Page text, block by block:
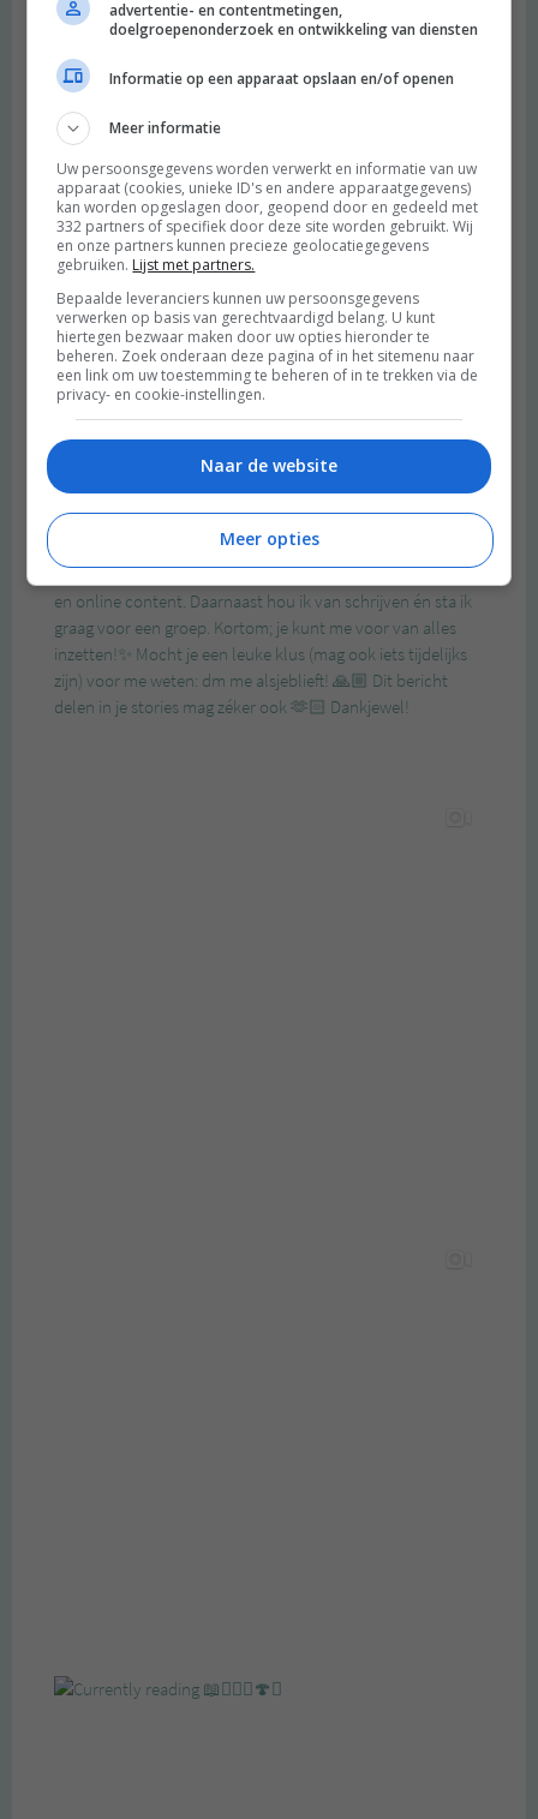
advertentie- en contentmetingen,
doelgroepenonderzoek en ontwikkeling van diensten
Informatie op een apparaat opslaan en/of openen
Meer informatie
Uw persoonsgegevens worden verwerkt en informatie van uw
apparaat (cookies, unieke ID's en andere apparaatgegevens)
kan worden opgeslagen door, geopend door en gedeeld met
332 partners of specifiek door deze site worden gebruikt. Wij
en onze partners kunnen precieze geolocatiegegevens
gebruiken. Lijst met partners.
Bepaalde leveranciers kunnen uw persoonsgegevens
verwerken op basis van gerechtvaardigd belang. U kunt
hiertegen bezwaar maken door uw opties hieronder te
beheren. Zoek onderaan deze pagina of in het sitemenu naar
een link om uw toestemming te beheren of in te trekken via de
privacy- en cookie-instellingen.
Naar de website
Meer opties